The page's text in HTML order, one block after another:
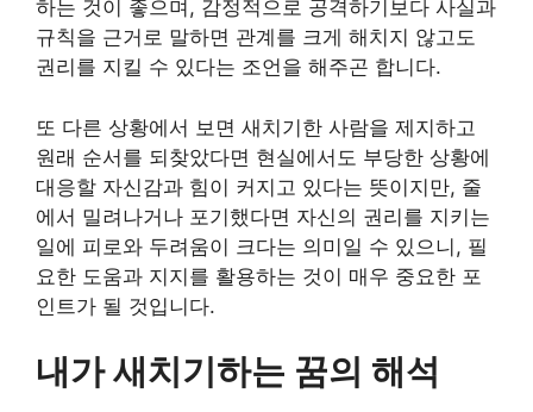
하는 것이 좋으며, 감정적으로 공격하기보다 사실과
규칙을 근거로 말하면 관계를 크게 해치지 않고도
권리를 지킬 수 있다는 조언을 해주곤 합니다.
또 다른 상황에서 보면 새치기한 사람을 제지하고
원래 순서를 되찾았다면 현실에서도 부당한 상황에
대응할 자신감과 힘이 커지고 있다는 뜻이지만, 줄
에서 밀려나거나 포기했다면 자신의 권리를 지키는
일에 피로와 두려움이 크다는 의미일 수 있으니, 필
요한 도움과 지지를 활용하는 것이 매우 중요한 포
인트가 될 것입니다.
내가 새치기하는 꿈의 해석